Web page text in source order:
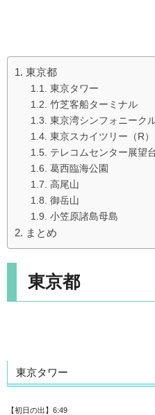
東京都
東京タワー
竹芝客船ターミナル
東京湾シンフォニーク
東京スカイツリー（R）
テレコムセンター展望
葛西臨海公園
高尾山
御岳山
小笠原諸島母島
まとめ
東京都
東京タワー
【初日の出】6:49